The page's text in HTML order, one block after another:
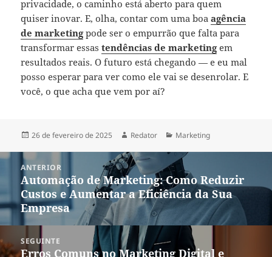
privacidade, o caminho está aberto para quem
quiser inovar. E, olha, contar com uma boaagência
de marketingpode ser o empurrão que falta para
transformar essastendências de marketingem
resultados reais. O futuro está chegando — e eu mal
posso esperar para ver como ele vai se desenrolar. E
você, o que acha que vem por aí?
Publicado
26 de fevereiro de 2025 Autor
Redator Categorias
Marketing
Navegação
ANTERIOR
Post
anterior:
Automação de Marketing: Como Reduzir
Custos e Aumentar a Eficiência da Sua
Empresa
SEGUINTE
Próximo
Erros Comuns no Marketing Digital e